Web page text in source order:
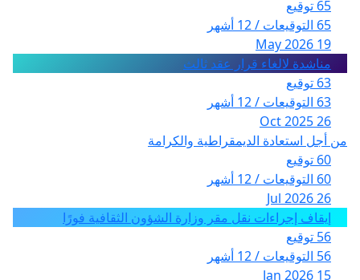
65 توقيع
65 التوقيعات / 12 أشهر
19 May 2026
مناشدة لالغاء قرار عقد ثالث
63 توقيع
63 التوقيعات / 12 أشهر
26 Oct 2025
من أجل استعادة الديمقراطية والكرامة
60 توقيع
60 التوقيعات / 12 أشهر
26 Jul 2026
إيقاف إجراءات نقل مقر وزارة الشؤون الثقافية فورًا
56 توقيع
56 التوقيعات / 12 أشهر
15 Jan 2026